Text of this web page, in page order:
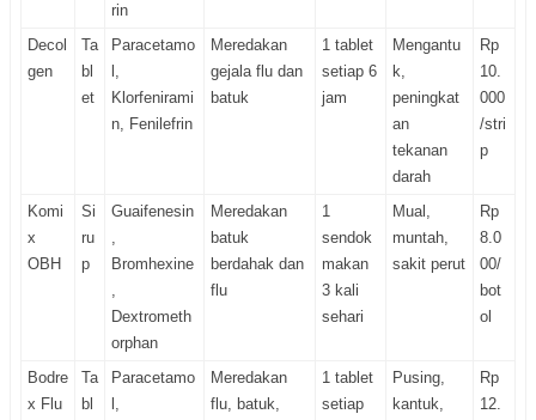
rin
Decol
gen
Ta
bl
et
Paracetamo
l,
Klorfenirami
n, Fenilefrin
Meredakan
gejala flu dan
batuk
1 tablet
setiap 6
jam
Mengantu
k,
peningkat
an
tekanan
darah
Rp
10.
000
/stri
p
Komi
x
OBH
Si
ru
p
Guaifenesin
,
Bromhexine
,
Dextrometh
orphan
Meredakan
batuk
berdahak dan
flu
1
sendok
makan
3 kali
sehari
Mual,
muntah,
sakit perut
Rp
8.0
00/
bot
ol
Bodre
x Flu
Ta
bl
Paracetamo
l,
Meredakan
flu, batuk,
1 tablet
setiap
Pusing,
kantuk,
Rp
12.